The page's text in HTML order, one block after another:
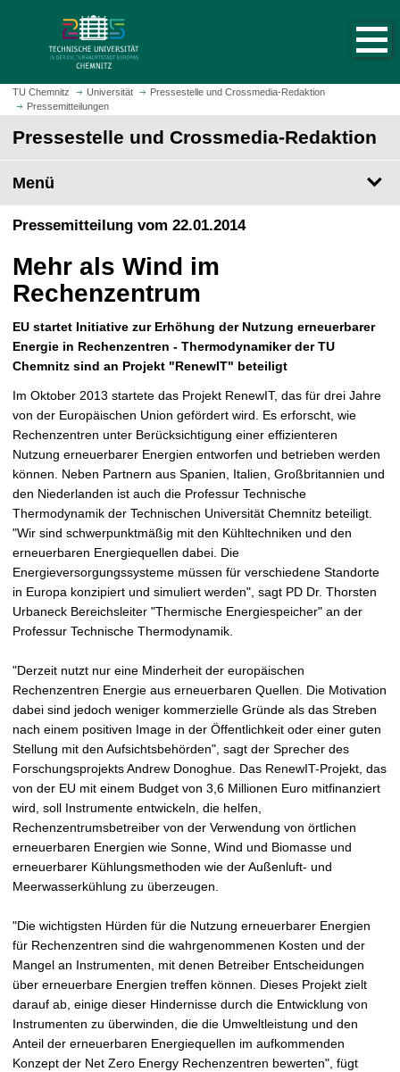
m
H
t
s
i
e
a
u
r
u
f
e
n
TU Chemnitz Universität
Pressestelle und Crossmedia-Redaktion
Pressemitteilungen
Pressestelle und Crossmedia-Redaktion
Menü
Pressemitteilung vom 22.01.2014
Mehr als Wind im
Rechenzentrum
EU startet Initiative zur Erhöhung der Nutzung erneuerbarer
Energie in Rechenzentren - Thermodynamiker der TU
Chemnitz sind an Projekt "RenewIT" beteiligt
Im Oktober 2013 startete das Projekt RenewIT, das für drei Jahre
von der Europäischen Union gefördert wird. Es erforscht, wie
Rechenzentren unter Berücksichtigung einer effizienteren
Nutzung erneuerbarer Energien entworfen und betrieben werden
können. Neben Partnern aus Spanien, Italien, Großbritannien und
den Niederlanden ist auch die Professur Technische
Thermodynamik der Technischen Universität Chemnitz beteiligt.
"Wir sind schwerpunktmäßig mit den Kühltechniken und den
erneuerbaren Energiequellen dabei. Die
Energieversorgungssysteme müssen für verschiedene Standorte
in Europa konzipiert und simuliert werden", sagt PD Dr. Thorsten
Urbaneck Bereichsleiter "Thermische Energiespeicher" an der
Professur Technische Thermodynamik.
"Derzeit nutzt nur eine Minderheit der europäischen
Rechenzentren Energie aus erneuerbaren Quellen. Die Motivation
dabei sind jedoch weniger kommerzielle Gründe als das Streben
nach einem positiven Image in der Öffentlichkeit oder einer guten
Stellung mit den Aufsichtsbehörden", sagt der Sprecher des
Forschungsprojekts Andrew Donoghue. Das RenewIT-Projekt, das
von der EU mit einem Budget von 3,6 Millionen Euro mitfinanziert
wird, soll Instrumente entwickeln, die helfen,
Rechenzentrumsbetreiber von der Verwendung von örtlichen
erneuerbaren Energien wie Sonne, Wind und Biomasse und
erneuerbarer Kühlungsmethoden wie der Außenluft- und
Meerwasserkühlung zu überzeugen.
"Die wichtigsten Hürden für die Nutzung erneuerbarer Energien
für Rechenzentren sind die wahrgenommenen Kosten und der
Mangel an Instrumenten, mit denen Betreiber Entscheidungen
über erneuerbare Energien treffen können. Dieses Projekt zielt
darauf ab, einige dieser Hindernisse durch die Entwicklung von
Instrumenten zu überwinden, die die Umweltleistung und den
Anteil der erneuerbaren Energiequellen im aufkommenden
Konzept der Net Zero Energy Rechenzentren bewerten", fügt